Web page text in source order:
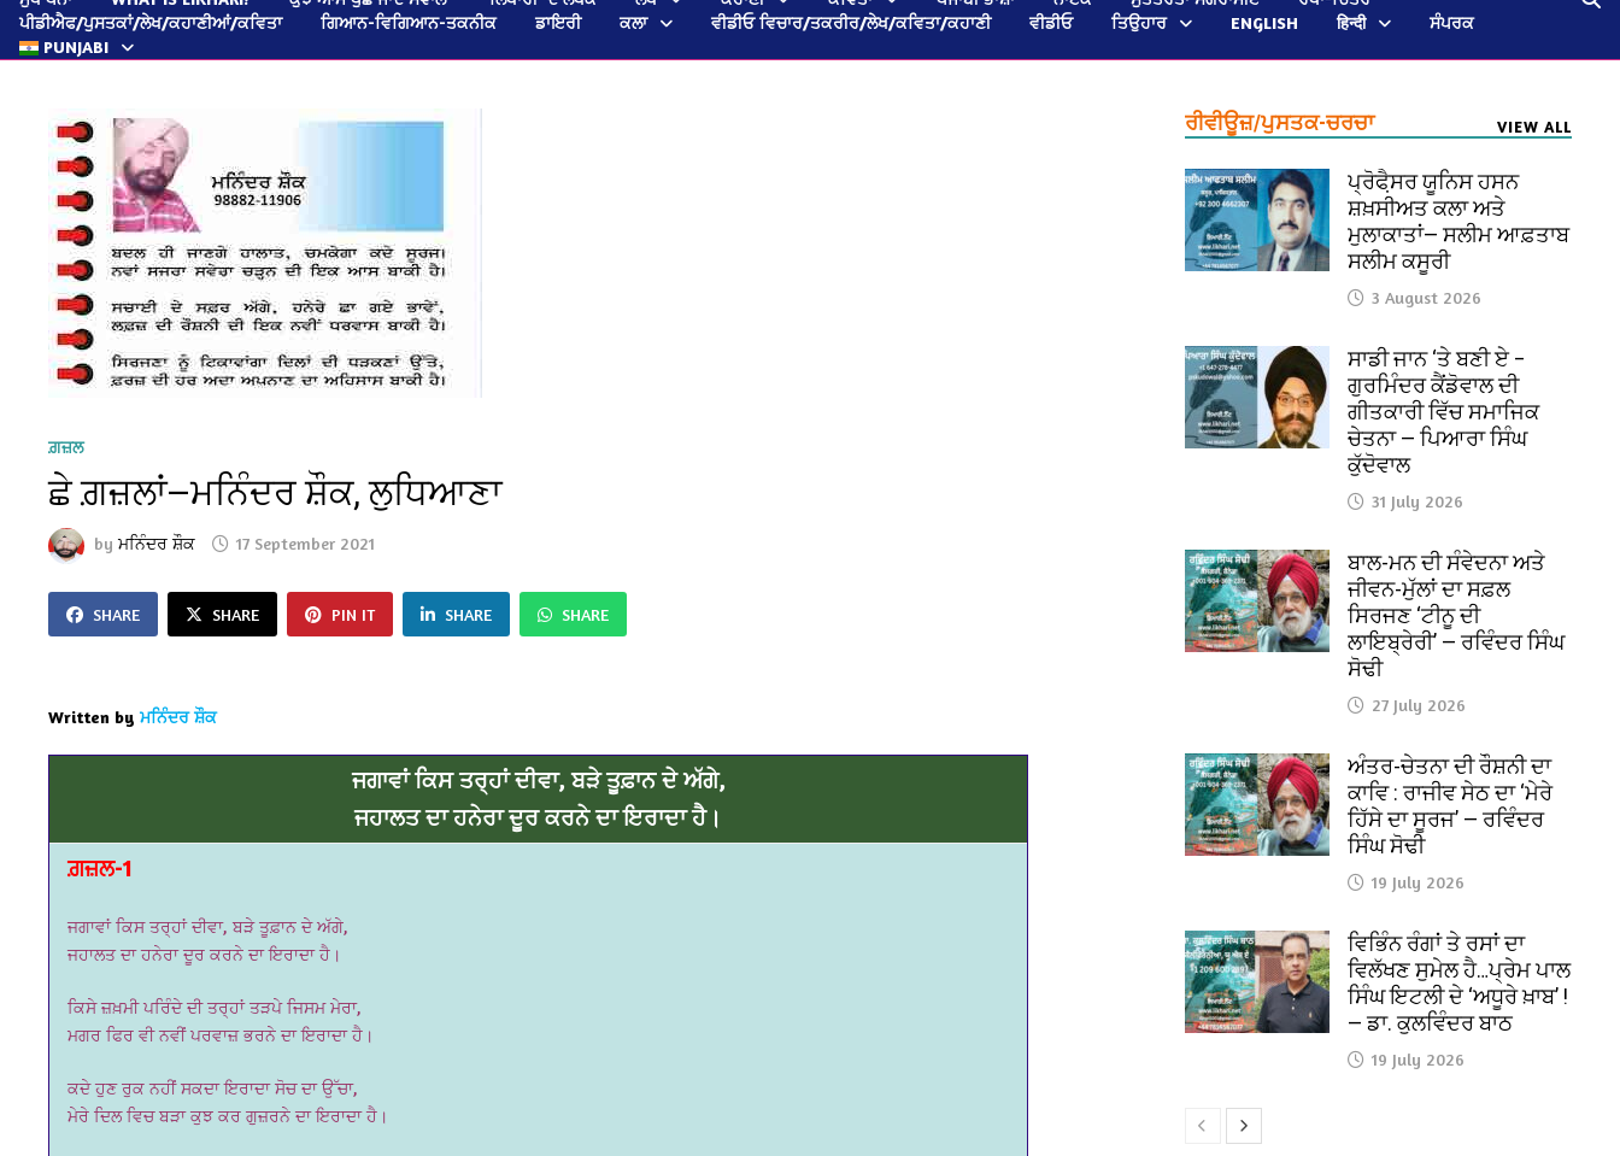
ਪੀਡੀਐਫ/ਪੁਸਤਕਾਂ/ਲੇਖ/ਕਹਾਣੀਆਂ/ਕਵਿਤਾ
ਗਿਆਨ-ਵਿਗਿਆਨ-ਤਕਨੀਕ ਡਾਇਰੀ ਕਲਾ ਵੀਡੀਓ ਵਿਚਾਰ/ਤਕਰੀਰ/ਲੇਖ/ਕਵਿਤਾ/ਕਹਾਣੀ ਵੀਡੀਓ ਤਿਉਹਾਰ ENGLISH हिन्दी
ਸੰਪਰਕ
PUNJABI
ਗ਼ਜ਼ਲ
ਛੇ ਗ਼ਜ਼ਲਾਂ—ਮਨਿੰਦਰ ਸ਼ੌਕ, ਲੁਧਿਆਣਾ
byਮਨਿੰਦਰ ਸ਼ੌਕ 17 September 2021
SHARE SHARE PIN IT SHARE SHARE
Written by ਮਨਿੰਦਰ ਸ਼ੌਕ
ਜਗਾਵਾਂ ਕਿਸ ਤਰ੍ਹਾਂ ਦੀਵਾ, ਬੜੇ ਤੂਫ਼ਾਨ ਦੇ ਅੱਗੇ,
ਜਹਾਲਤ ਦਾ ਹਨੇਰਾ ਦੂਰ ਕਰਨੇ ਦਾ ਇਰਾਦਾ ਹੈ।
ਗ਼ਜ਼ਲ-1
ਜਗਾਵਾਂ ਕਿਸ ਤਰ੍ਹਾਂ ਦੀਵਾ, ਬੜੇ ਤੂਫ਼ਾਨ ਦੇ ਅੱਗੇ,
ਜਹਾਲਤ ਦਾ ਹਨੇਰਾ ਦੂਰ ਕਰਨੇ ਦਾ ਇਰਾਦਾ ਹੈ।
ਕਿਸੇ ਜ਼ਖ਼ਮੀ ਪਰਿੰਦੇ ਦੀ ਤਰ੍ਹਾਂ ਤੜਪੇ ਜਿਸਮ ਮੇਰਾ,
ਮਗਰ ਫਿਰ ਵੀ ਨਵੀਂ ਪਰਵਾਜ਼ ਭਰਨੇ ਦਾ ਇਰਾਦਾ ਹੈ।
ਕਦੇ ਹੁਣ ਰੁਕ ਨਹੀਂ ਸਕਦਾ ਇਰਾਦਾ ਸੋਚ ਦਾ ਉੱਚਾ,
ਮੇਰੇ ਦਿਲ ਵਿਚ ਬੜਾ ਕੁਝ ਕਰ ਗੁਜ਼ਰਨੇ ਦਾ ਇਰਾਦਾ ਹੈ।
ਰੀਵੀਊਜ਼/ਪੁਸਤਕ-ਚਰਚਾ VIEW ALL
ਪ੍ਰੋਫੈ਼ਸਰ ਯੂਨਿਸ ਹਸਨ
ਸ਼ਖ਼ਸੀਅਤ ਕਲਾ ਅਤੇ
ਮੁਲਾਕਾਤਾਂ— ਸਲੀਮ ਆਫ਼ਤਾਬ
ਸਲੀਮ ਕਸੂਰੀ
3 August 2026
ਸਾਡੀ ਜਾਨ ‘ਤੇ ਬਣੀ ਏ –
ਗੁਰਮਿੰਦਰ ਕੈਂਡੋਵਾਲ ਦੀ
ਗੀਤਕਾਰੀ ਵਿੱਚ ਸਮਾਜਿਕ
ਚੇਤਨਾ — ਪਿਆਰਾ ਸਿੰਘ
ਕੁੱਦੋਵਾਲ
31 July 2026
ਬਾਲ-ਮਨ ਦੀ ਸੰਵੇਦਨਾ ਅਤੇ
ਜੀਵਨ-ਮੁੱਲਾਂ ਦਾ ਸਫ਼ਲ
ਸਿਰਜਣ ‘ਟੀਨੂ ਦੀ
ਲਾਇਬ੍ਰੇਰੀ’ — ਰਵਿੰਦਰ ਸਿੰਘ
ਸੋਢੀ
27 July 2026
ਅੰਤਰ-ਚੇਤਨਾ ਦੀ ਰੌਸ਼ਨੀ ਦਾ
ਕਾਵਿ : ਰਾਜੀਵ ਸੇਠ ਦਾ ‘ਮੇਰੇ
ਹਿੱਸੇ ਦਾ ਸੂਰਜ’ — ਰਵਿੰਦਰ
ਸਿੰਘ ਸੋਢੀ
19 July 2026
ਵਿਭਿੰਨ ਰੰਗਾਂ ਤੇ ਰਸਾਂ ਦਾ
ਵਿਲੱਖਣ ਸੁਮੇਲ ਹੈ…ਪ੍ਰੇਮ ਪਾਲ
ਸਿੰਘ ਇਟਲੀ ਦੇ ‘ਅਧੂਰੇ ਖ਼ਾਬ’ !
— ਡਾ. ਕੁਲਵਿੰਦਰ ਬਾਠ
19 July 2026